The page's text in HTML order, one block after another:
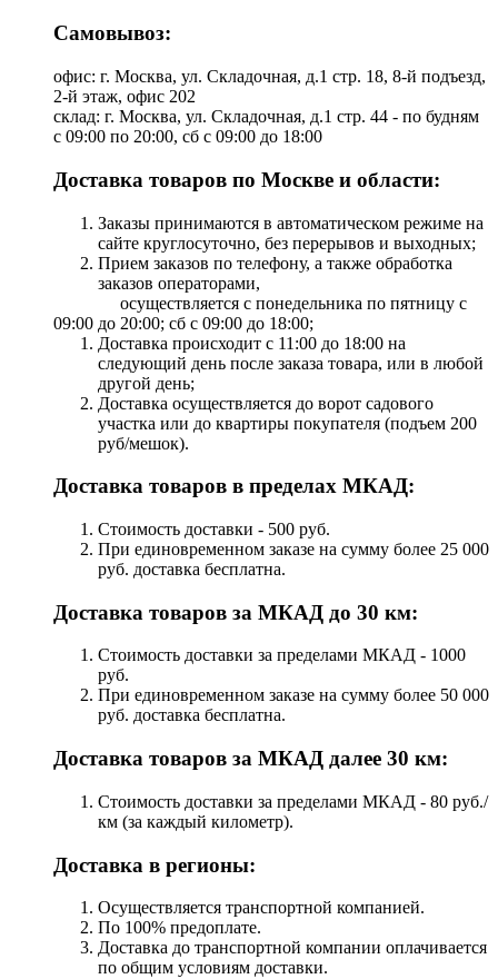
Самовывоз:
офис: г. Москва, ул. Складочная, д.1 стр. 18, 8-й подъезд,
2-й этаж, офис 202
склад: г. Москва, ул. Складочная, д.1 стр. 44 - по будням
с 09:00 по 20:00, сб с 09:00 до 18:00
Доставка товаров по Москве и области:
Заказы принимаются в автоматическом режиме на
сайте круглосуточно, без перерывов и выходных;
Прием заказов по телефону, а также обработка
заказов операторами,
осуществляется с понедельника по пятницу с
09:00 до 20:00; сб с 09:00 до 18:00;
Доставка происходит с 11:00 до 18:00 на
следующий день после заказа товара, или в любой
другой день;
Доставка осуществляется до ворот садового
участка или до квартиры покупателя (подъем 200
руб/мешок).
Доставка товаров в пределах МКАД:
Стоимость доставки - 500 руб.
При единовременном заказе на сумму более 25 000
руб. доставка бесплатна.
Доставка товаров за МКАД до 30 км:
Стоимость доставки за пределами МКАД - 1000
руб.
При единовременном заказе на сумму более 50 000
руб. доставка бесплатна.
Доставка товаров за МКАД далее 30 км:
Стоимость доставки за пределами МКАД - 80 руб./
км (за каждый километр).
Доставка в регионы:
Осуществляется транспортной компанией.
По 100% предоплате.
Доставка до транспортной компании оплачивается
по общим условиям доставки.